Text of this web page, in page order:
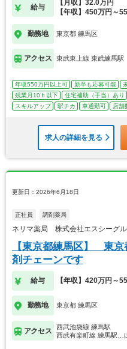
給与
【月収】32.0万円
【年収】450万円～
勤務地 東京都 練馬区
アクセス 東武東上線 東武練馬駅
年収550万円以上可 新卒も応募可能
残業月10ｈ以下
住宅補助（手当）あり
スキルアップ
駅チカ 車通勤可 店舗
求人の詳細を見る
更新日：2026年6月18日
正社員 調剤薬局
ネリマ薬局 株式会社エスシーグ
【東京都練馬区】 東京
剤チェーンです
給与 【年収】420万円～
勤務地 東京都 練馬区
アクセス
西武池袋線 練馬駅
西武有楽町線 練馬駅…